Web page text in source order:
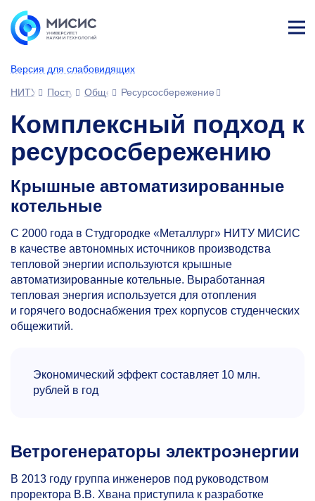
Версия для слабовидящих
НИТУ МИСИСПоступающим
ОбщежитиеРесурсосбережениe
Комплексный подход к
ресурсосбережению
Крышные автоматизированные
котельные
С 2000 года в Студгородке «Металлург» НИТУ МИСИС
в качестве автономных источников производства
тепловой энергии используются крышные
автоматизированные котельные. Выработанная
тепловая энергия используется для отопления
и горячего водоснабжения трех корпусов студенческих
общежитий.
Экономический эффект составляет 10 млн.
рублей в год
Ветрогенераторы электроэнергии
В 2013 году группа инженеров под руководством
проректора В.В. Хвана приступила к разработке